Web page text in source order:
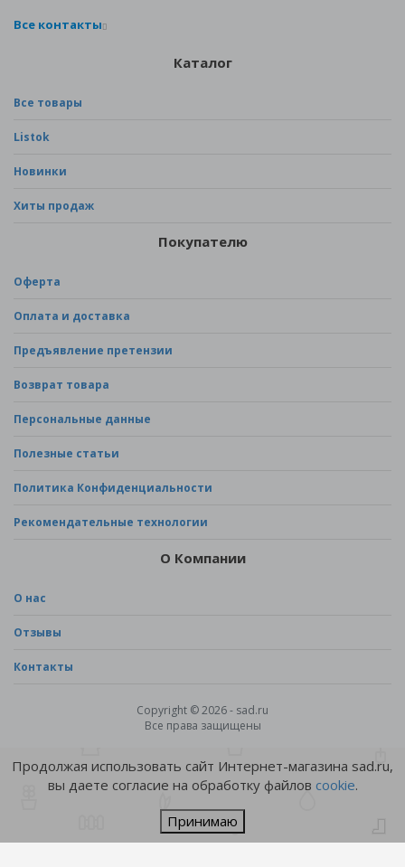
Все контакты
Каталог
Все товары
Listok
Новинки
Хиты продаж
Покупателю
Оферта
Оплата и доставка
Предъявление претензии
Возврат товара
Персональные данные
Полезные статьи
Политика Конфиденциальности
Рекомендательные технологии
О Компании
О нас
Отзывы
Контакты
Copyright © 2026 - sad.ru
Все права защищены
Продолжая использовать сайт Интернет-магазина sad.ru,
вы даете согласие на обработку файлов cookie.
Принимаю